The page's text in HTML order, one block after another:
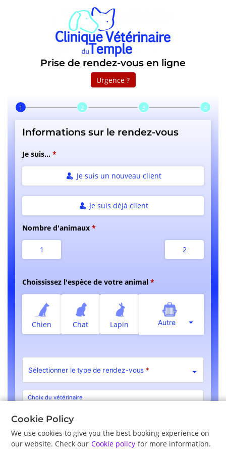
Prise de rendez-vous en ligne
Urgence ?
Step 1 of 4
Informations sur le rendez-vous
Je suis...
Je suis un nouveau client
Je suis déjà client
Nombre d'animaux
1 2
Choississez l'espèce de votre animal
Chien Chat Lapin Autre
Sélectionner le type de rendez-vous *
Choix du vétérinaire
Cookie Policy
We use cookies to give you the best booking experience on
our website. Check our Cookie policy for more information.